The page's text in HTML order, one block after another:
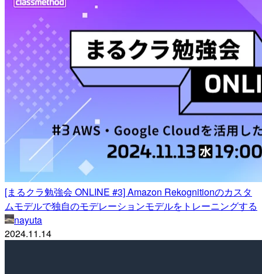
[まるクラ勉強会 ONLINE #3] Amazon Rekognitionのカスタ
ムモデルで独自のモデレーションモデルをトレーニングする
nayuta
2024.11.14